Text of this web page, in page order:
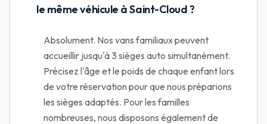
le même véhicule à Saint-Cloud ?
Absolument. Nos vans familiaux peuvent
accueillir jusqu'à 3 sièges auto simultanément.
Précisez l'âge et le poids de chaque enfant lors
de votre réservation pour que nous préparions
les sièges adaptés. Pour les familles
nombreuses, nous disposons également de